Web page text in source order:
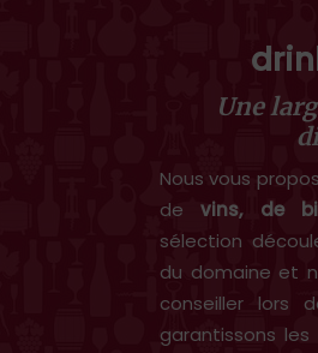
Une
Nous vous
devins, de
sélection
du domaine et
conseiller lors
garantissons